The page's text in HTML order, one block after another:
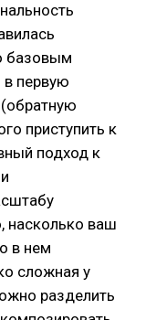
базовым
первую
приступить к
подход к
насколько ваш
в нем
сложная у
разделить